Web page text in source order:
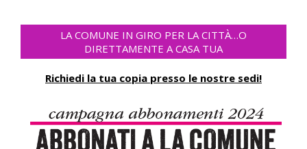
LA COMUNE IN GIRO PER LA CITTÀ…O
DIRETTAMENTE A CASA TUA
Richiedi la tua copia presso le nostre sedi!